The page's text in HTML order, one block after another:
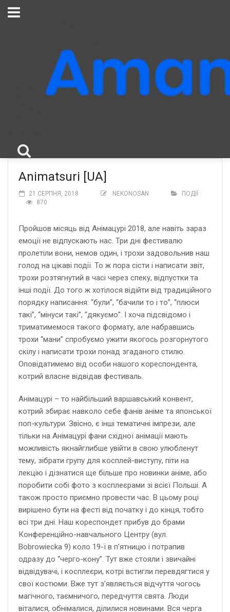
Animatsuri [UA]
21 СЕРПНЯ, 2018 NEKONOSAN
ПОДІЇ
870
Пройшов місяць від Анімацурі 2018, але навіть зараз
емоції не відпускають нас. Три дні фестивалю
пролетіли вони, немов один, і трохи задовольнив наш
голод на цікаві події. То ж пора сісти і написати звіт,
трохи розтягнутий в часі через спеку, відпустки та
інші події. До того ж хотілося відійти від традиційного
порядку написання: “були”, “бачили то і то”, “плюси
такі”, “мінуси такі”, “дякуємо”. І хоча підсвідомо і
триматимемося такого формату, але набравшись
трохи “мани” спробуємо ужити якогось розгорнутого
скілу і написати трохи понад згаданого стилю.
Оповідатимемо від особи нашого кореспондента,
котрий власне відвідав фестиваль.
Анімацурі – то найбільший варшавський конвент,
котрий збирає навколо себе фанів аніме та японської
поп-культури. Звісно, є інші тематичні імпрези, але
тільки на Анімацурі фани східної анімації мають
можливість якнайглибше увійти в свою улюбленут
тему, зібрати групу для косплей-виступу, піти на
лекцію і дізнатися ще більше про новинки аніме, або
поробити собі фото з косплеєрами зі всієї Польші. А
також просто приємно провести час. В цьому році
вирішено бути на фесті від початку і до кінця, тобто
всі три дні. Наш кореспондет прибув до брами
Конференційно-навчального Центру (вул.
Bobrowiecka 9) коло 19-ї в п’ятницю і потрапив
одразу до “черго-кону”. Тут вже стояли і звичайні
відвідувачі, і косплеєри, котрі встигли перевдягтися у
свої костюми. Вже тут з’являється відчуття чогось
магічного, таємничого, передчуття свята. Люди
віталися, обнімалися, ділилися новинами. Вся черга